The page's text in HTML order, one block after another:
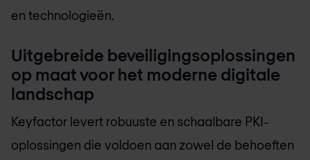
en technologieën.
Uitgebreide beveiligingsoplossingen
op maat voor het moderne digitale
landschap
Keyfactor levert robuuste en schaalbare PKI-
oplossingen die voldoen aan zowel de behoeften